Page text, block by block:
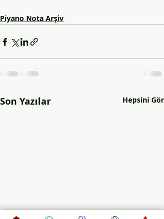
Piyano Nota Arşiv
Son Yazılar Hepsini Gör